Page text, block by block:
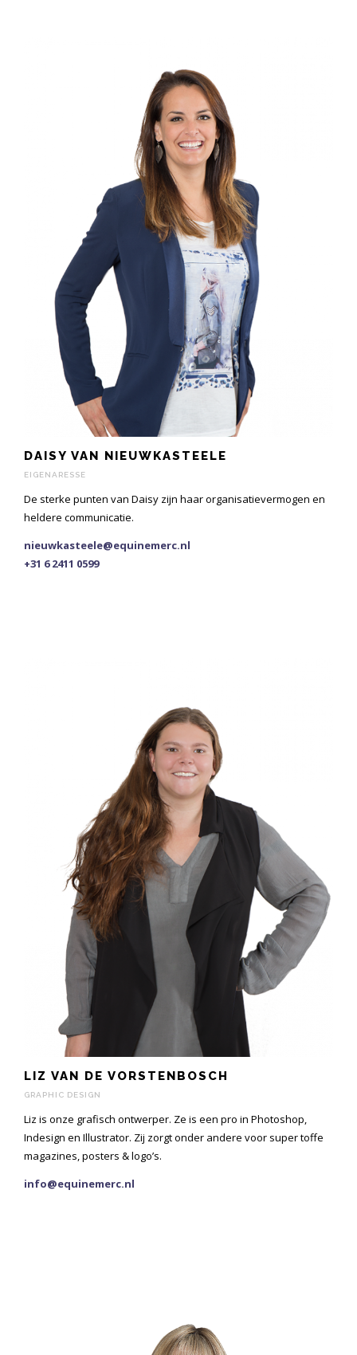
DAISY VAN NIEUWKASTEELE
EIGENARESSE
De sterke punten van Daisy zijn haar organisatievermogen en
heldere communicatie.
nieuwkasteele@equinemerc.nl
+31 6 2411 0599
LIZ VAN DE VORSTENBOSCH
GRAPHIC DESIGN
Liz is onze grafisch ontwerper. Ze is een pro in Photoshop,
Indesign en Illustrator. Zij zorgt onder andere voor super toffe
magazines, posters & logo’s.
info@equinemerc.nl